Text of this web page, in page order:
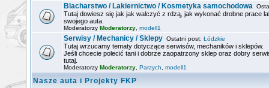
Blacharstwo / Lakiernictwo / Kosmetyka samochodowa
Tutaj dowiesz się jak jak walczyć z rdzą, jak wykonać drobne prace
swojego auta.
Moderatorzy Moderatorzy modell1
Serwisy / Mechanicy / Sklepy Ostatni post: Łódzkie
Tutaj wrzucamy tematy dotyczące serwisów, mechaników i sklepów.
Jeśli chcecie polecić tani i dobrze zaopatrzony sklep oraz dobry
tutaj.
Moderatorzy Moderatorzy Parzych modell1
Nasze auta i Projekty FKP